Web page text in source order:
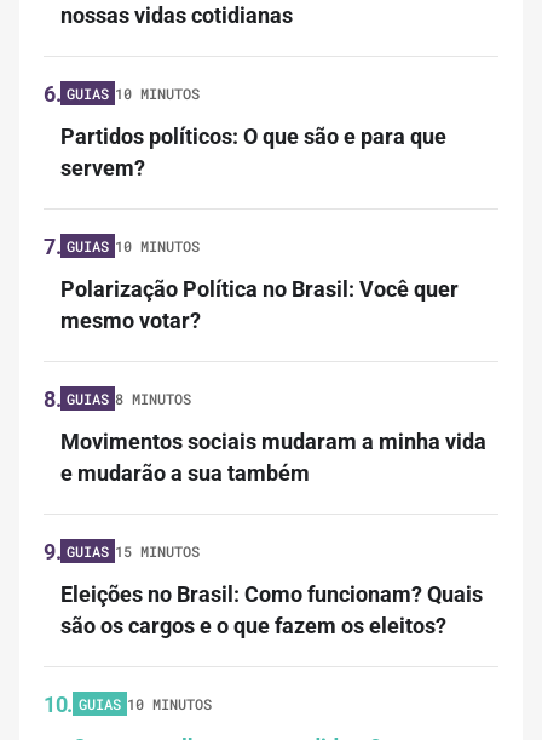
nossas vidas cotidianas
6. GUIAS 10 MINUTOS
Partidos políticos: O que são e para que
servem?
7. GUIAS 10 MINUTOS
Polarização Política no Brasil: Você quer
mesmo votar?
8. GUIAS 8 MINUTOS
Movimentos sociais mudaram a minha vida
e mudarão a sua também
9. GUIAS 15 MINUTOS
Eleições no Brasil: Como funcionam? Quais
são os cargos e o que fazem os eleitos?
10. GUIAS 10 MINUTOS